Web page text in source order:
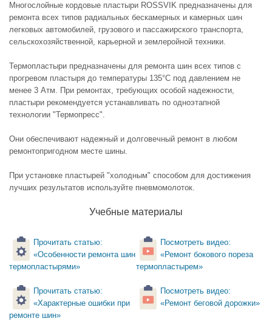
Многослойные кордовые пластыри ROSSVIK предназначены для
ремонта всех типов радиальных бескамерных и камерных шин
легковых автомобилей, грузового и пассажирского транспорта,
сельскохозяйственной, карьерной и землеройной техники.
Термопластыри предназначены для ремонта шин всех типов с
прогревом пластыря до температуры 135°С под давлением не
менее 3 Атм. При ремонтах, требующих особой надежности,
пластыри рекомендуется устанавливать по одноэтапной
технологии "Термопресс".
Они обеспечивают надежный и долговечный ремонт в любом
ремонтопригодном месте шины.
При установке пластырей "холодным" способом для достижения
лучших результатов используйте пневмомолоток.
Учебные материалы
Прочитать статью:
«Особенности ремонта шин
термопластырями»
Прочитать статью:
«Характерные ошибки при
ремонте шин»
Посмотреть видео:
«Ремонт бокового пореза
термопластырем»
Посмотреть видео:
«Ремонт беговой дорожки»